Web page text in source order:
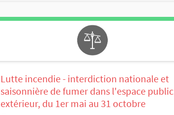
Lutte incendie - interdiction nationale et
saisonnière de fumer dans l'espace public
extérieur, du 1er mai au 31 octobre